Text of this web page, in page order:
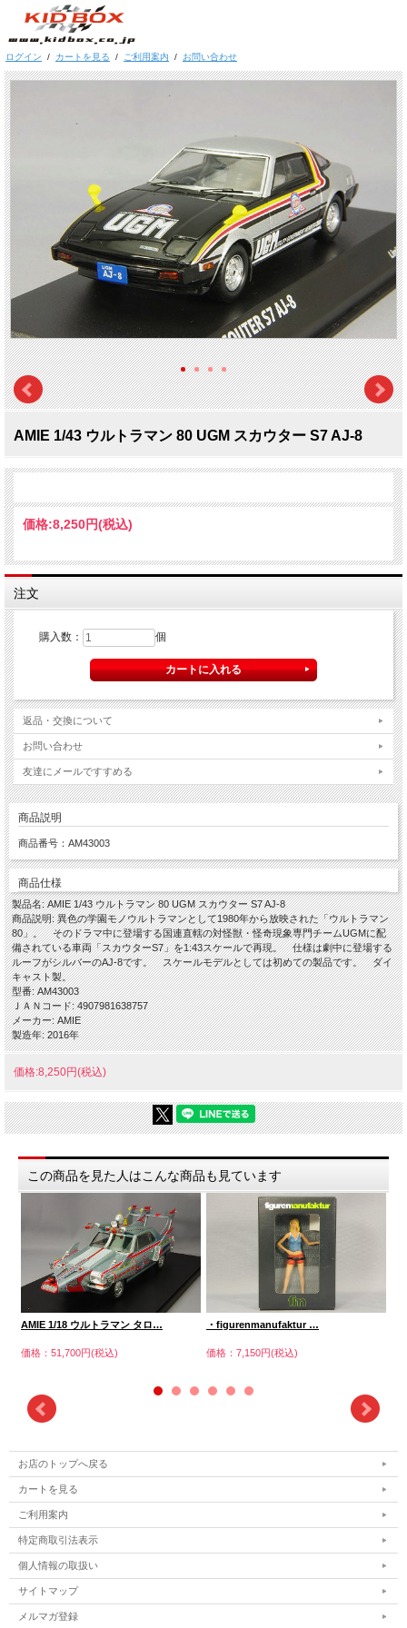
ログイン / カートを見る / ご利用案内 / お問い合わせ
AMIE 1/43 ウルトラマン 80 UGM スカウター S7 AJ-8
価格:8,250円(税込)
注文
購入数： 個
返品・交換について
お問い合わせ
友達にメールですすめる
商品説明
商品番号：AM43003
商品仕様
製品名: AMIE 1/43 ウルトラマン 80 UGM スカウター S7 AJ-8
商品説明: 異色の学園モノウルトラマンとして1980年から放映された「ウルトラマン
80」。 そのドラマ中に登場する国連直轄の対怪獣・怪奇現象専門チームUGMに配
備されている車両「スカウターS7」を1:43スケールで再現。 仕様は劇中に登場する
ルーフがシルバーのAJ-8です。 スケールモデルとしては初めての製品です。 ダイ
キャスト製。
型番: AM43003
ＪＡＮコード: 4907981638757
メーカー: AMIE
製造年: 2016年
価格:8,250円(税込)
この商品を見た人はこんな商品も見ています
AMIE 1/18 ウルトラマン タロ…
価格：51,700円(税込)
・figurenmanufaktur …
価格：7,150円(税込)
お店のトップへ戻る
カートを見る
ご利用案内
特定商取引法表示
個人情報の取扱い
サイトマップ
メルマガ登録